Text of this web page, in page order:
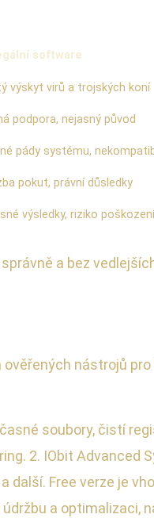
software
výskyt virů a trojských koní
podpora, nejasný původ
pády systému,
pokut, právní důsledky
výsledky, riziko
a bez
nástrojů pro
soubory, čistí
2. IObit Advanced
Free verze je
a optimalizaci,